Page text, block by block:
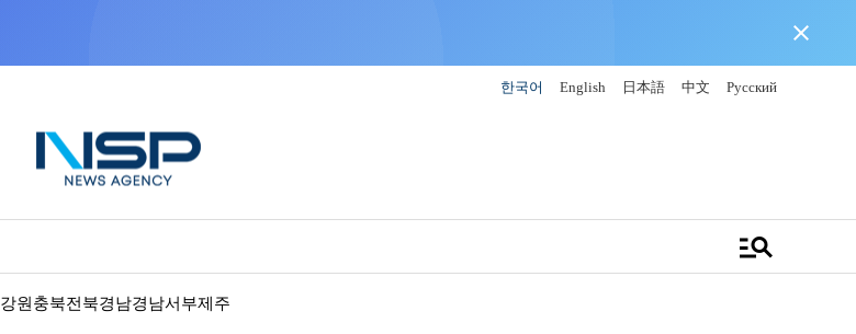
close
한국어 English 日本語 中文 Русский
manage_search
강원 충북전북경남경남서부제주